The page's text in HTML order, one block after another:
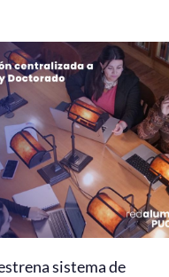
sistema de